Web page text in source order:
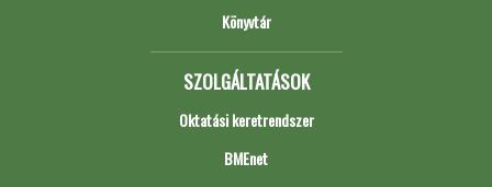
Könyvtár
SZOLGÁLTATÁSOK
Oktatási keretrendszer
BMEnet